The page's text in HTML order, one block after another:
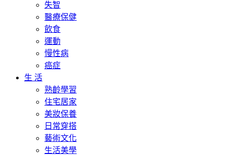
失智
醫療保健
飲食
運動
慢性病
癌症
生 活
熟齡學習
住宅居家
美妝保養
日常穿搭
藝術文化
生活美學